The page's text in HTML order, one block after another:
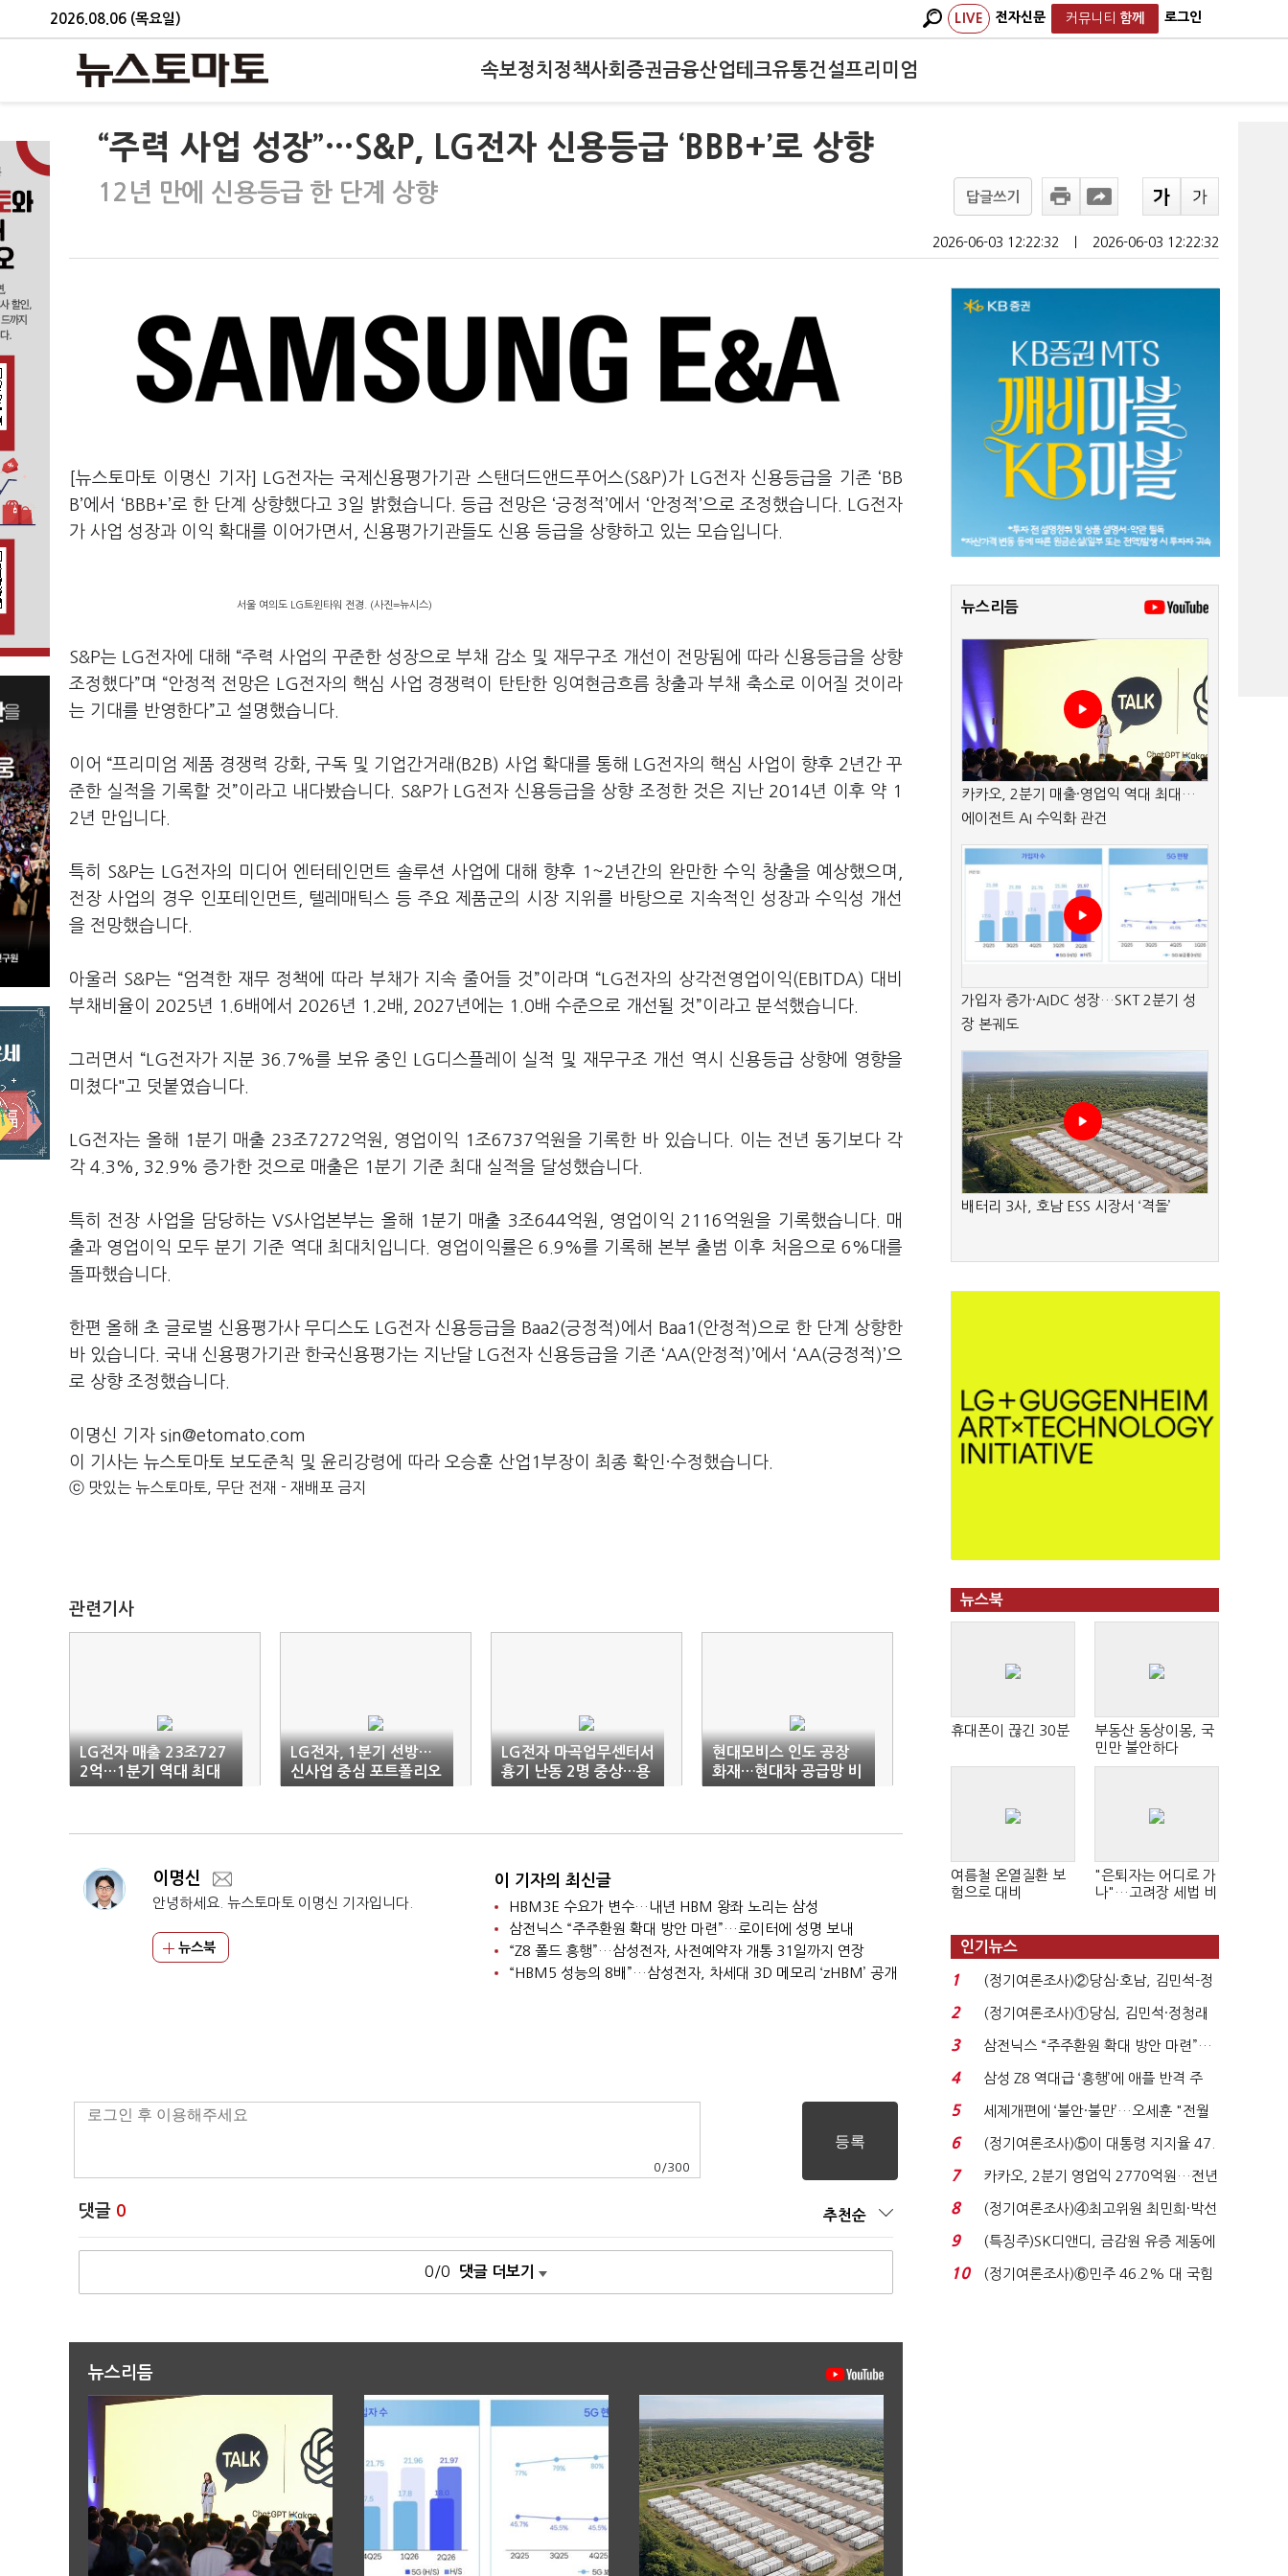
2026.08.06 (목요일) LIVE 전자신문 커뮤니티 함께 로그인
속보정치 정책사회 증권금융산업테크유통건설프리미엄
“주력 사업 성장”…S&P, LG전자 신용등급 ‘BBB+’로 상향
12년 만에 신용등급 한 단계 상향 답글쓰기
2026-06-03 12:22:32 2026-06-03 12:22:32
[뉴스토마토 이명신 기자] LG전자는 국제신용평가기관 스탠더드앤드푸어스(S&P)가 LG전자 신용등급을 기존 ‘BB
B’에서 ‘BBB+’로 한 단계 상향했다고 3일 밝혔습니다. 등급 전망은 ‘긍정적’에서 ‘안정적’으로 조정했습니다. LG전자
가 사업 성장과 이익 확대를 이어가면서, 신용평가기관들도 신용 등급을 상향하고 있는 모습입니다.
서울 여의도 LG트윈타워 전경. (사진=뉴시스)
S&P는 LG전자에 대해 “주력 사업의 꾸준한 성장으로 부채 감소 및 재무구조 개선이 전망됨에 따라 신용등급을 상향
조정했다”며 “안정적 전망은 LG전자의 핵심 사업 경쟁력이 탄탄한 잉여현금흐름 창출과 부채 축소로 이어질 것이라
는 기대를 반영한다”고 설명했습니다.
이어 “프리미엄 제품 경쟁력 강화, 구독 및 기업간거래(B2B) 사업 확대를 통해 LG전자의 핵심 사업이 향후 2년간 꾸
준한 실적을 기록할 것”이라고 내다봤습니다. S&P가 LG전자 신용등급을 상향 조정한 것은 지난 2014년 이후 약 1
2년 만입니다.
특히 S&P는 LG전자의 미디어 엔터테인먼트 솔루션 사업에 대해 향후 1~2년간의 완만한 수익 창출을 예상했으며,
전장 사업의 경우 인포테인먼트, 텔레매틱스 등 주요 제품군의 시장 지위를 바탕으로 지속적인 성장과 수익성 개선
을 전망했습니다.
아울러 S&P는 “엄격한 재무 정책에 따라 부채가 지속 줄어들 것”이라며 “LG전자의 상각전영업이익(EBITDA) 대비
부채비율이 2025년 1.6배에서 2026년 1.2배, 2027년에는 1.0배 수준으로 개선될 것”이라고 분석했습니다.
그러면서 “LG전자가 지분 36.7%를 보유 중인 LG디스플레이 실적 및 재무구조 개선 역시 신용등급 상향에 영향을
미쳤다"고 덧붙였습니다.
LG전자는 올해 1분기 매출 23조7272억원, 영업이익 1조6737억원을 기록한 바 있습니다. 이는 전년 동기보다 각
각 4.3%, 32.9% 증가한 것으로 매출은 1분기 기준 최대 실적을 달성했습니다.
특히 전장 사업을 담당하는 VS사업본부는 올해 1분기 매출 3조644억원, 영업이익 2116억원을 기록했습니다. 매
출과 영업이익 모두 분기 기준 역대 최대치입니다. 영업이익률은 6.9%를 기록해 본부 출범 이후 처음으로 6%대를
돌파했습니다.
한편 올해 초 글로벌 신용평가사 무디스도 LG전자 신용등급을 Baa2(긍정적)에서 Baa1(안정적)으로 한 단계 상향한
바 있습니다. 국내 신용평가기관 한국신용평가는 지난달 LG전자 신용등급을 기존 ‘AA(안정적)’에서 ‘AA(긍정적)’으
로 상향 조정했습니다.
이명신 기자 sin@etomato.com
이 기사는 뉴스토마토 보도준칙 및 윤리강령에 따라 오승훈 산업1부장이 최종 확인·수정했습니다.
ⓒ 맛있는 뉴스토마토, 무단 전재 - 재배포 금지
관련기사
LG전자 매출 23조727
2억…1분기 역대 최대
LG전자, 1분기 선방…
신사업 중심 포트폴리오
전환 박차
LG전자 마곡업무센터서
흉기 난동 2명 중상…용
의자 긴급체포
현대모비스 인도 공장
화재…현대차 공급망 비
상
이명신
안녕하세요. 뉴스토마토 이명신 기자입니다.
뉴스북
이 기자의 최신글
HBM3E 수요가 변수…내년 HBM 왕좌 노리는 삼성
삼전닉스 “주주환원 확대 방안 마련”…로이터에 성명 보내
“Z8 폴드 흥행”…삼성전자, 사전예약자 개통 31일까지 연장
“HBM5 성능의 8배”…삼성전자, 차세대 3D 메모리 ‘zHBM’ 공개
0 /300
댓글 0 추천순
0/0 댓글 더보기
뉴스리듬
뉴스리듬
카카오, 2분기 매출·영업익 역대 최대…
에이전트 AI 수익화 관건
가입자 증가·AIDC 성장…SKT 2분기 성
장 본궤도
배터리 3사, 호남 ESS 시장서 ‘격돌’
뉴스북
휴대폰이 끊긴 30분
부동산 동상이몽, 국
민만 불안하다
여름철 온열질환 보
험으로 대비
"은퇴자는 어디로 가
나"…고려장 세법 비
인기뉴스
1
(정기여론조사)②당심·호남, 김민석-정
청래 '초접전'...
2
(정기여론조사)①당심, 김민석·정청래
'초접전'…대통령 ...
3
삼전닉스 “주주환원 확대 방안 마련”…
로이터에 성명...
4
삼성 Z8 역대급 ‘흥행’에 애플 반격 주
목…9월 ‘폴...
5
세제개편에 ‘불안·불만’…오세훈 "전월
세 구하기 더 ...
6
(정기여론조사)⑤이 대통령 지지율 47.
7%…일주일 만에 ...
7
카카오, 2분기 영업익 2770억원…전년
비 36% 증가...
8
(정기여론조사)④최고위원 최민희·박선
원 '양강'…서미...
9
(특징주)SK디앤디, 금감원 유증 제동에
장 초반 상한가...
10
(정기여론조사)⑥민주 46.2% 대 국힘